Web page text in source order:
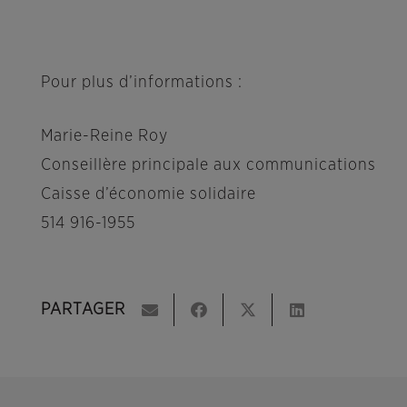
Pour plus d’informations :
Marie-Reine Roy
Conseillère principale aux communications
Caisse d’économie solidaire
514 916-1955
PARTAGER